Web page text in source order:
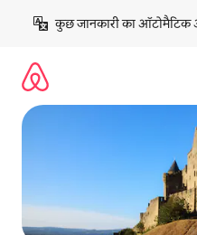
छोड़कर
कॉन्टेंट
कुछ जानकारी का ऑटोमैटिक